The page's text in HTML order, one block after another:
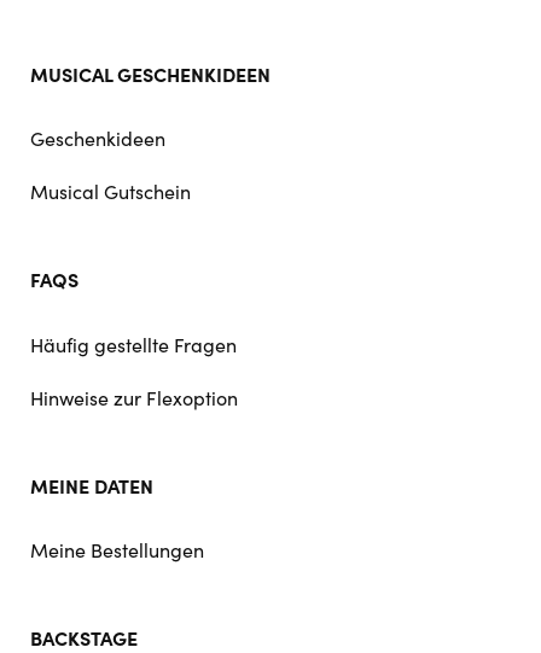
MUSICAL GESCHENKIDEEN
Geschenkideen
Musical Gutschein
FAQS
Häufig gestellte Fragen
Hinweise zur Flexoption
MEINE DATEN
Meine Bestellungen
BACKSTAGE